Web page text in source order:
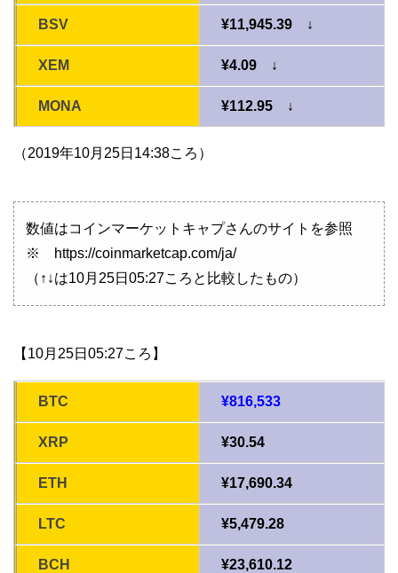
BSV ¥11,945.39 ↓
XEM ¥4.09 ↓
MONA ¥112.95 ↓
（2019年10月25日14:38ころ）
数値はコインマーケットキャプさんのサイトを参照
※ https://coinmarketcap.com/ja/
（↑↓は10月25日05:27ころと比較したもの）
【10月25日05:27ころ】
BTC ¥816,533
XRP ¥30.54
ETH ¥17,690.34
LTC ¥5,479.28
BCH ¥23,610.12